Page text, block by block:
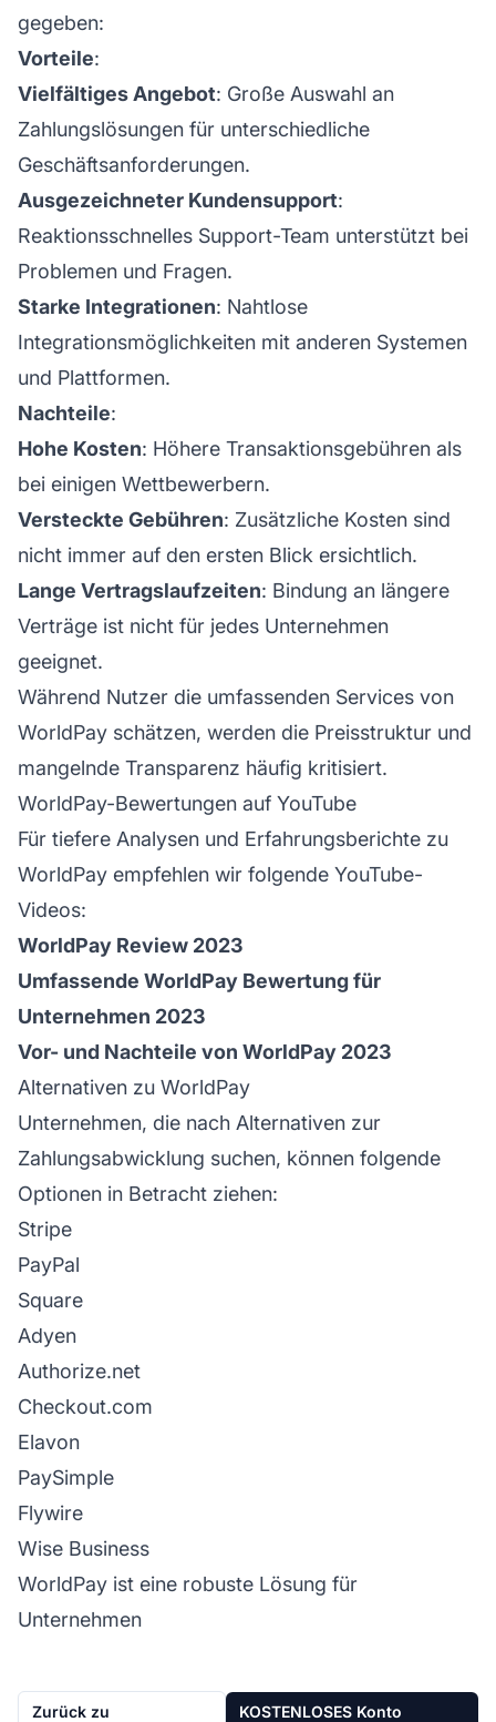
gegeben:
Vorteile:
Vielfältiges Angebot: Große Auswahl an
Zahlungslösungen für unterschiedliche
Geschäftsanforderungen.
Ausgezeichneter Kundensupport:
Reaktionsschnelles Support-Team unterstützt bei
Problemen und Fragen.
Starke Integrationen: Nahtlose
Integrationsmöglichkeiten mit anderen Systemen
und Plattformen.
Nachteile:
Hohe Kosten: Höhere Transaktionsgebühren als
bei einigen Wettbewerbern.
Versteckte Gebühren: Zusätzliche Kosten sind
nicht immer auf den ersten Blick ersichtlich.
Lange Vertragslaufzeiten: Bindung an längere
Verträge ist nicht für jedes Unternehmen
geeignet.
Während Nutzer die umfassenden Services von
WorldPay schätzen, werden die Preisstruktur und
mangelnde Transparenz häufig kritisiert.
WorldPay-Bewertungen auf YouTube
Für tiefere Analysen und Erfahrungsberichte zu
WorldPay empfehlen wir folgende YouTube-
Videos:
WorldPay Review 2023
Umfassende WorldPay Bewertung für
Unternehmen 2023
Vor- und Nachteile von WorldPay 2023
Alternativen zu WorldPay
Unternehmen, die nach Alternativen zur
Zahlungsabwicklung suchen, können folgende
Optionen in Betracht ziehen:
Stripe
PayPal
Square
Adyen
Authorize.net
Checkout.com
Elavon
PaySimple
Flywire
Wise Business
WorldPay ist eine robuste Lösung für
Unternehmen
Zurück zu KOSTENLOSES Konto